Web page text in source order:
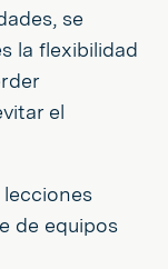
se
la flexibilidad
el
de equipos